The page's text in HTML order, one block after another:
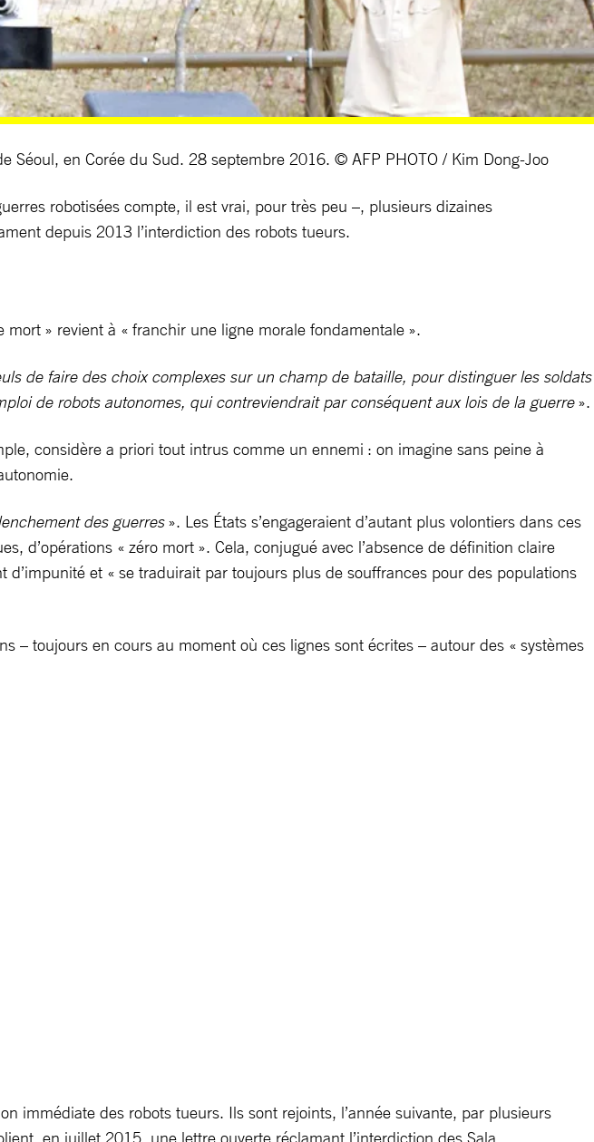
Séoul, en Corée du Sud. 28 septembre 2016. © AFP PHOTO / Kim Dong-Joo
robotisées compte, il est vrai, pour très peu –, plusieurs dizaines
depuis 2013 l’interdiction des robots tueurs.
» revient à « franchir une ligne morale fondamentale ».
de faire des choix complexes sur un champ de bataille, pour distinguer les soldats
de robots autonomes, qui contreviendrait par conséquent aux lois de la guerre».
considère a priori tout intrus comme un ennemi : on imagine sans peine à
des guerres». Les États s’engageraient d’autant plus volontiers dans ces
d’opérations « zéro mort ». Cela, conjugué avec l’absence de définition claire
et « se traduirait par toujours plus de souffrances pour des populations
– toujours en cours au moment où ces lignes sont écrites – autour des « systèmes
immédiate des robots tueurs. Ils sont rejoints, l’année suivante, par plusieurs
en juillet 2015, une lettre ouverte réclamant l’interdiction des Sala.